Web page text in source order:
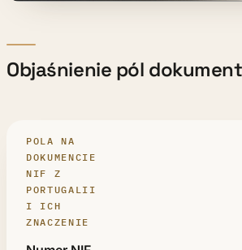
Objaśnienie pól
POLA NA
DOKUMENCIE
NIF Z
PORTUGALII
I ICH
ZNACZENIE